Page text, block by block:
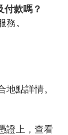
付款嗎？
。
點詳情。
證上，查看